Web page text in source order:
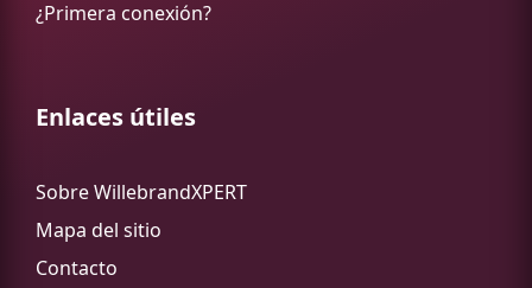
¿Primera conexión?
Enlaces útiles
Sobre WillebrandXPERT
Mapa del sitio
Contacto